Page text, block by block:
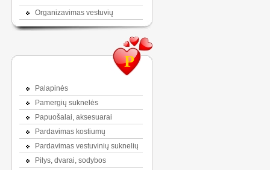
Organizavimas vestuvių
P
Palapinės
Pamergių suknelės
Papuošalai, aksesuarai
Pardavimas kostiumų
Pardavimas vestuvinių suknelių
Pilys, dvarai, sodybos